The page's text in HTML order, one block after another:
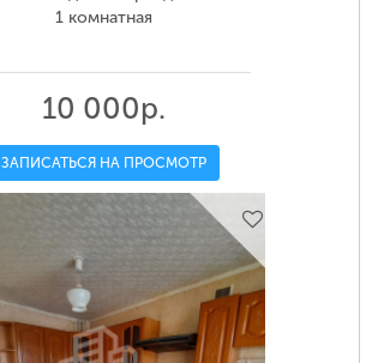
1 комнатная
10 000р.
ЗАПИСАТЬСЯ НА ПРОСМОТР